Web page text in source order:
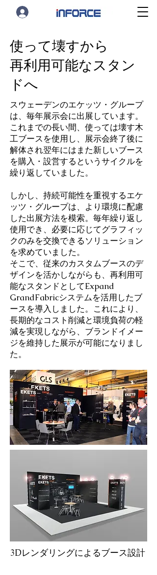
使って壊すから
再利用可能なスタン
ドへ
スウェーデンのエケッツ・グループ
は、毎年展示会に出展しています。
これまでの長い間、使っては壊す木
工ブースを使用し、展示会終了後に
解体され翌年にはまた新しいブース
を購入・設営するというサイクルを
繰り返していました。
しかし、持続可能性を重視するエケ
ッツ・グループは、より環境に配慮
した出展方法を模索。毎年繰り返し
使用でき、必要に応じてグラフィッ
クのみを交換できるソリューション
を求めていました。
そこで、従来のカスタムブースのデ
ザインを活かしながらも、再利用可
能なスタンドとしてExpand
GrandFabricシステムを活用したブ
ースを導入しました。これにより、
長期的なコスト削減と環境負荷の軽
減を実現しながら、ブランドイメー
ジを維持した展示が可能になりまし
た。
3Dレンダリングによるブース設計